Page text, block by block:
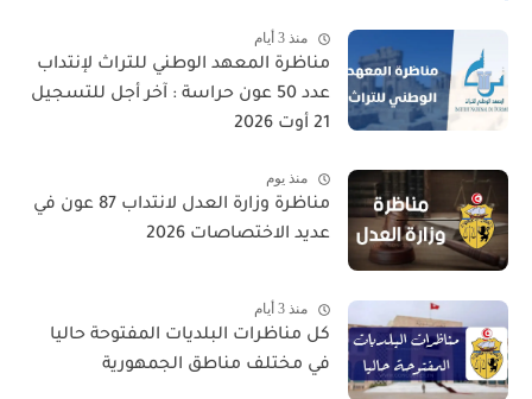
منذ 3 أيام
مناظرة المعهد الوطني للتراث لإنتداب
عدد 50 عون حراسة : آخر أجل للتسجيل
21 أوت 2026
منذ يوم
مناظرة وزارة العدل لانتداب 87 عون في
عديد الاختصاصات 2026
منذ 3 أيام
كل مناظرات البلديات المفتوحة حاليا
في مختلف مناطق الجمهورية